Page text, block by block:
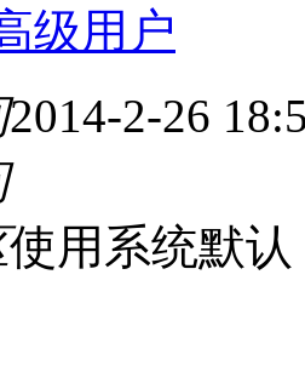
级用户
2014-2-26
使用系统默认